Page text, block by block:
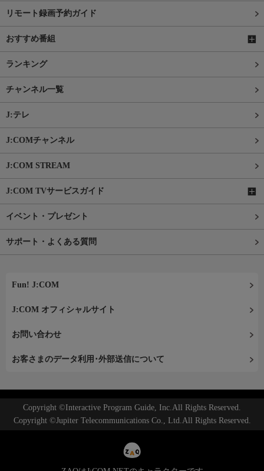
リモート録画予約ガイド
おすすめ番組
ランキング
チャンネル一覧
J:テレ
J:COMチャンネル
J:COM STREAM
J:COM TVサービスガイド
イベント・プレゼント
サポート・よくある質問
Fun! J:COM
J:COM オフィシャルサイト
お問い合わせ
お客さまのデータ利用･外部送信について
Copyright ©Interactive Program Guide, Inc.All Rights Reserved.
Copyright ©Jupiter Telecommunications Co., Ltd.All Rights Reserved.